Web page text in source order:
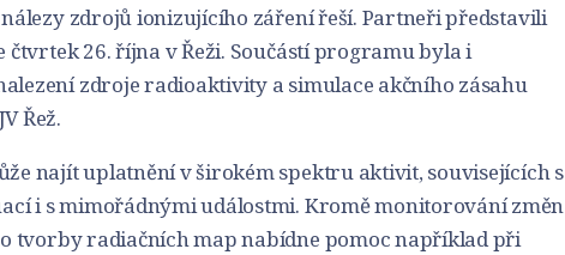
nálezy zdrojů ionizujícího záření řeší. Partneři představili
26. října v Řeži. Součástí programu byla i
zdroje radioaktivity a simulace akčního zásahu
Řež.
najít uplatnění v širokém spektru aktivit, souvisejících s
i s mimořádnými událostmi. Kromě monitorování změn
tvorby radiačních map nabídne pomoc například při